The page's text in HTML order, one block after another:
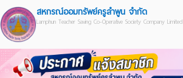
สหกรณ์ออมทรัพย์ครูลำพูน จำกัด
Lamphun Teacher Saving Co-Operative Society Company Limited